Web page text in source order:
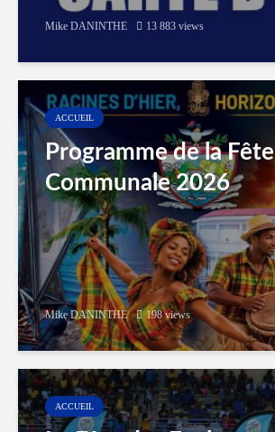
Mike DANINTHE 13 883 views
ACCUEIL
Programme de la Fête
Communale 2026
Mike DANINTHE 198 views
ACCUEIL